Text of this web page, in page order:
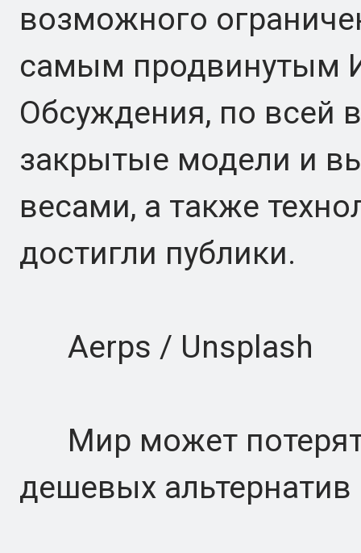
возможного
самым продвинутым
Обсуждения, по всей
закрытые модели и
весами, а также
достигли публики.
Aerps / Unsplash
Мир может
дешевых